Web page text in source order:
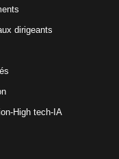
dirigeants
High tech-IA